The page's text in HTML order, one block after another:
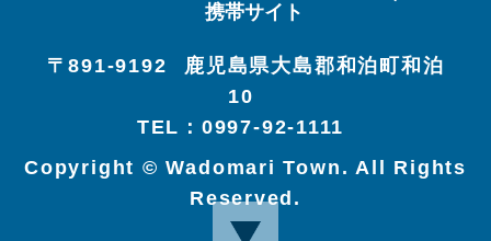
携帯サイト
〒891-9192
鹿児島県大島郡和泊町和泊
10
TEL：0997-92-1111
Copyright © Wadomari Town. All Rights
Reserved.